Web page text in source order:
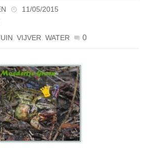
11/05/2015
,VIJVER,WATER 0